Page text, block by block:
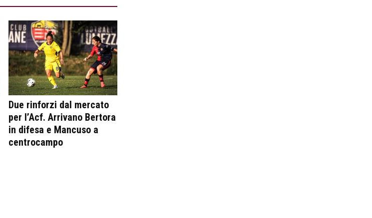
Due rinforzi dal mercato
per l’Acf. Arrivano Bertora
in difesa e Mancuso a
centrocampo